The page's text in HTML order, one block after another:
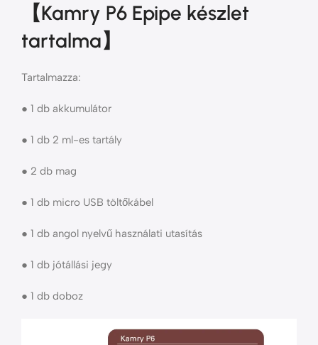
【Kamry P6 Epipe készlet
tartalma】
Tartalmazza:
● 1 db akkumulátor
● 1 db 2 ml-es tartály
● 2 db mag
● 1 db micro USB töltőkábel
● 1 db angol nyelvű használati utasítás
● 1 db jótállási jegy
● 1 db doboz